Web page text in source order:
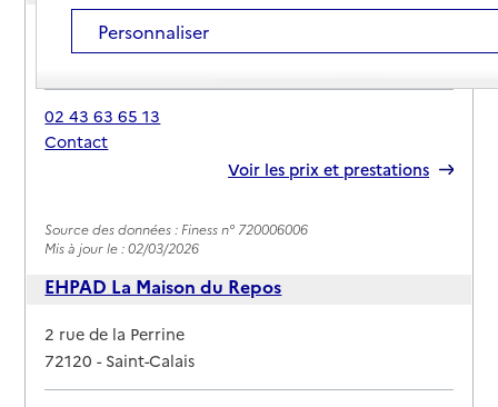
Adresse
11 rue Henri Dunant
72120-Saint-Calais
02 43 63 65 13
Contact
Voir les prix et prestations
Source des données : Finess n° 720006006
Mis à jour le : 02/03/2026
EHPAD La Maison du Repos
Adresse
2 rue de la Perrine
72120-Saint-Calais
Personnaliser